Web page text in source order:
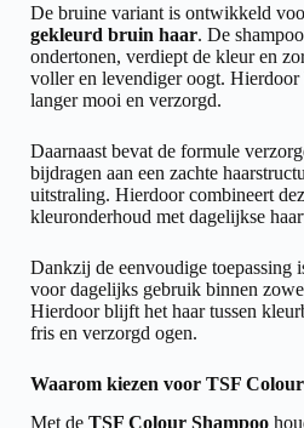
De bruine variant is ontwikkeld
gekleurd bruin haar. De
ondertonen, verdiept de kleur en
voller en levendiger oogt.
langer mooi en verzorgd.
Daarnaast bevat de formule
bijdragen aan een zachte
uitstraling. Hierdoor combineert
kleuronderhoud met dagelijkse
Dankzij de eenvoudige toepassing
voor dagelijks gebruik binnen
Hierdoor blijft het haar tussen
fris en verzorgd ogen.
Waarom kiezen voor TSF
Met de TSF Colour Shampoo